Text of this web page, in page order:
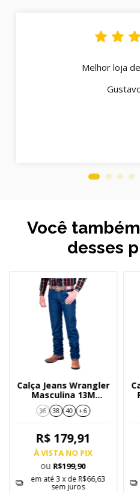
Melhor loja
Você
desses
Calça Jeans Wrangler
Masculina 13M
Western Cowboy Cut
ZPW36
36 38 40 + 6
R$ 179,91
À VISTA NO PIX
ou R$199,90
em até3x de R$66,63
sem juros